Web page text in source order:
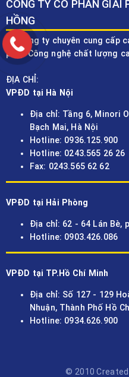
CÔNG TY CỔ PHẦN GIẢI
HỒNG
Là Công ty chuyên cung cấp
pháp Công nghệ chất lượng
ĐỊA CHỈ:
VPĐD tại Hà Nội
Địa chỉ: Tầng 6, Minori
Bạch Mai, Hà Nội
Hotline: 0936.125.900
Hotline: 0243.565 26 26
Fax: 0243.565 62 62
VPĐD tại Hải Phòng
Địa chỉ: 62 - 64 Lán Bè,
Hotline: 0903.426.086
VPĐD tại TP.Hồ Chí Minh
Địa chỉ: Số 127 - 129
Nhuận, Thành Phố Hồ
Hotline: 0934.626.900
© 2010 Created